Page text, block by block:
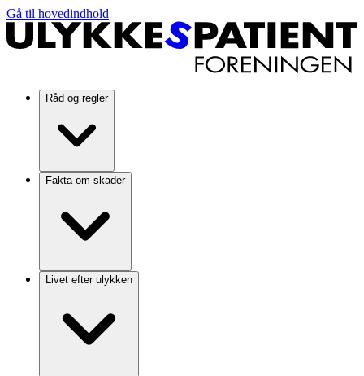
Gå til hovedindhold
Råd og regler
Fakta om skader
Livet efter ulykken